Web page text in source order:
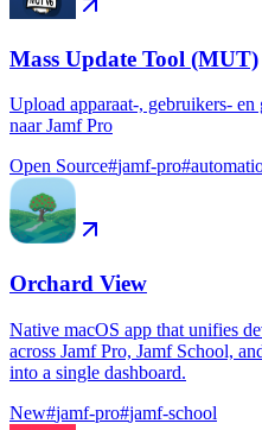
Mass Update Tool (MUT)
Upload apparaat-, gebruikers-
naar Jamf Pro
Open Source#jamf-pro#
Orchard View
Native macOS app that unifies
across Jamf Pro, Jamf School,
into a single dashboard.
New#jamf-pro#jamf-school